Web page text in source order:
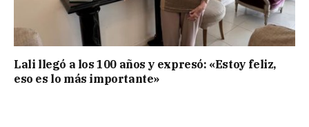
Lali llegó a los 100 años y expresó: «Estoy feliz,
eso es lo más importante»